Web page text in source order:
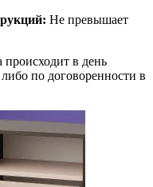
Не превышает
происходит в день
по договоренности в